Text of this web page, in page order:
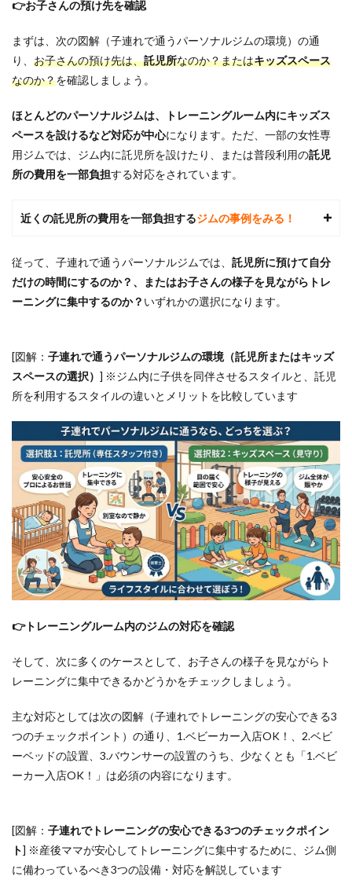
ーニ
ング
分で
う
か？
6.4
Q4.リ
しま
せん
6.5
Q5.食
事制
限が
す
6.6
酒は
です
か？
7
ほか
の地
域の
子連
れで
通え
るパ
ーソ
ジム
ェッ
参考
文献
👉お子さんの預け先を確認
まずは、次の図解（子連れで通うパーソナルジムの環境）の通
り、 お子さんの預け先は、託児所なのか？またはキッズスペース
なのか？を確認しましょう。
ほとんどのパーソナルジムは、トレーニングルーム内にキッズス
ペースを設けるなど対応が中心になります。ただ、一部の女性専
用ジムでは、ジム内に託児所を設けたり、または普段利用の託児
所の費用を一部負担する対応をされています。
近くの託児所の費用を一部負担するジムの事例をみる！
従って、子連れで通うパーソナルジムでは、 託児所に預けて自分
だけの時間にするのか？、またはお子さんの様子を見ながらトレ
ーニングに集中するのか？ いずれかの選択になります。
[図解： 子連れで通うパーソナルジムの環境（託児所またはキッズ
スペースの選択） ] ※ジム内に子供を同伴させるスタイルと、託児
所を利用するスタイルの違いとメリットを比較しています
👉トレーニングルーム内のジムの対応を確認
そして、次に多くのケースとして、お子さんの様子を見ながらト
レーニングに集中できるかどうかをチェックしましょう。
主な対応としては次の図解（子連れでトレーニングの安心できる3
つのチェックポイント）の通り、1.ベビーカー入店OK！、2.ベビ
ーベッドの設置、3.バウンサーの設置のうち、少なくとも「1.ベビ
ーカー入店OK！」は必須の内容になります。
[図解： 子連れでトレーニングの安心できる3つのチェックポイン
ト] ※産後ママが安心してトレーニングに集中するために、ジム側
に備わっているべき3つの設備・対応を解説しています